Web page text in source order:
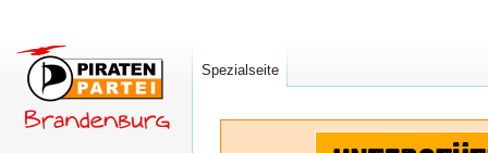
Spezialseite